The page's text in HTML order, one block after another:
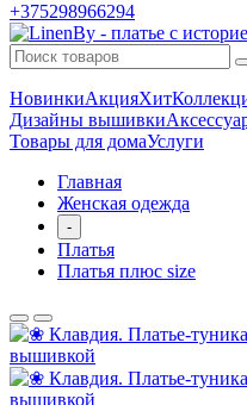
+375298966294
НовинкиАкцияХит
Дизайны вышивки
Товары для домаУслуги
Главная
Женская одежда
-
Платья
Платья плюс size